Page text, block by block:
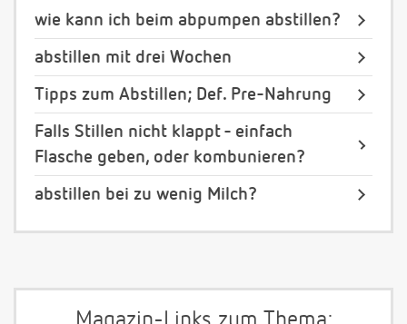
wie kann ich beim abpumpen abstillen?
abstillen mit drei Wochen
Tipps zum Abstillen; Def. Pre-Nahrung
Falls Stillen nicht klappt - einfach
Flasche geben, oder kombunieren?
abstillen bei zu wenig Milch?